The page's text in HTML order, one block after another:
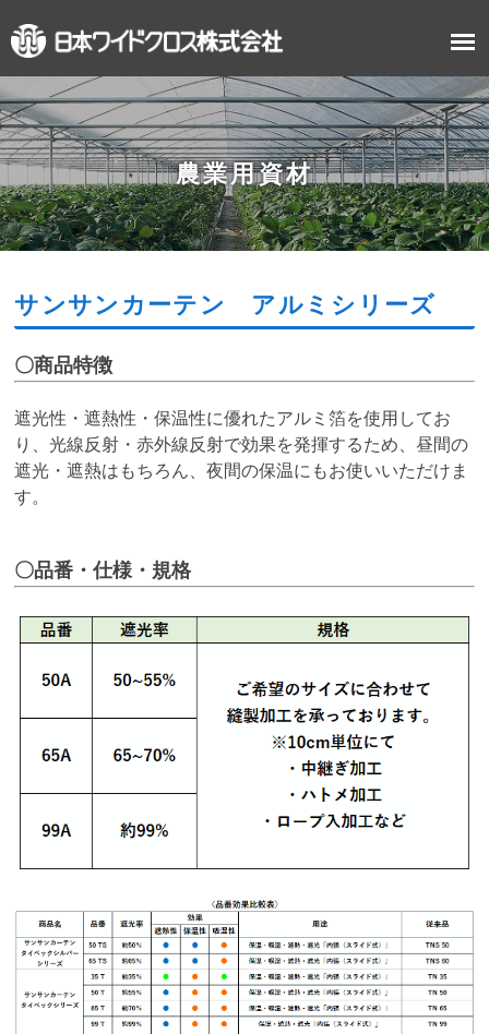
農業用資材
サンサンカーテン アルミシリーズ
〇商品特徴
遮光性・遮熱性・保温性に優れたアルミ箔を使用してお
り、光線反射・赤外線反射で効果を発揮するため、昼間の
遮光・遮熱はもちろん、夜間の保温にもお使いいただけま
す。
〇品番・仕様・規格